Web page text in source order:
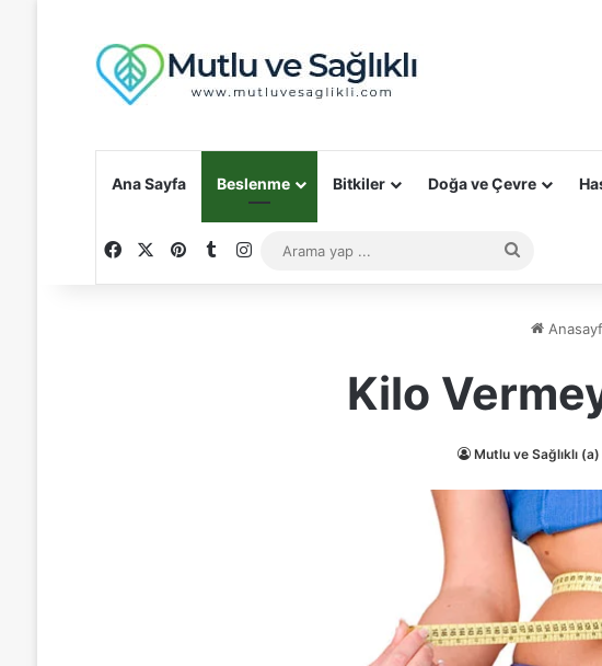
Ana Sayfa Beslenme Bitkiler Doğa ve Çevre
FacebookPinterest
TumblrInstagram
yap
...
Kilo
Mutlu ve Sağlıklı (a)